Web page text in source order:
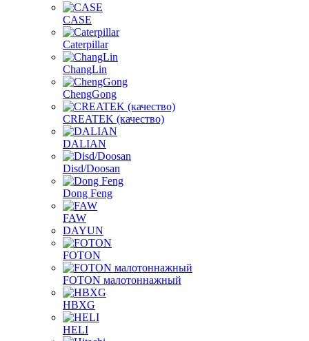
CASE
Caterpillar
ChangLin
ChengGong
CREATEK (качество)
DALIAN
Disd/Doosan
Dong Feng
FAW
DAYUN
FOTON
FOTON малотоннажный
HBXG
HELI